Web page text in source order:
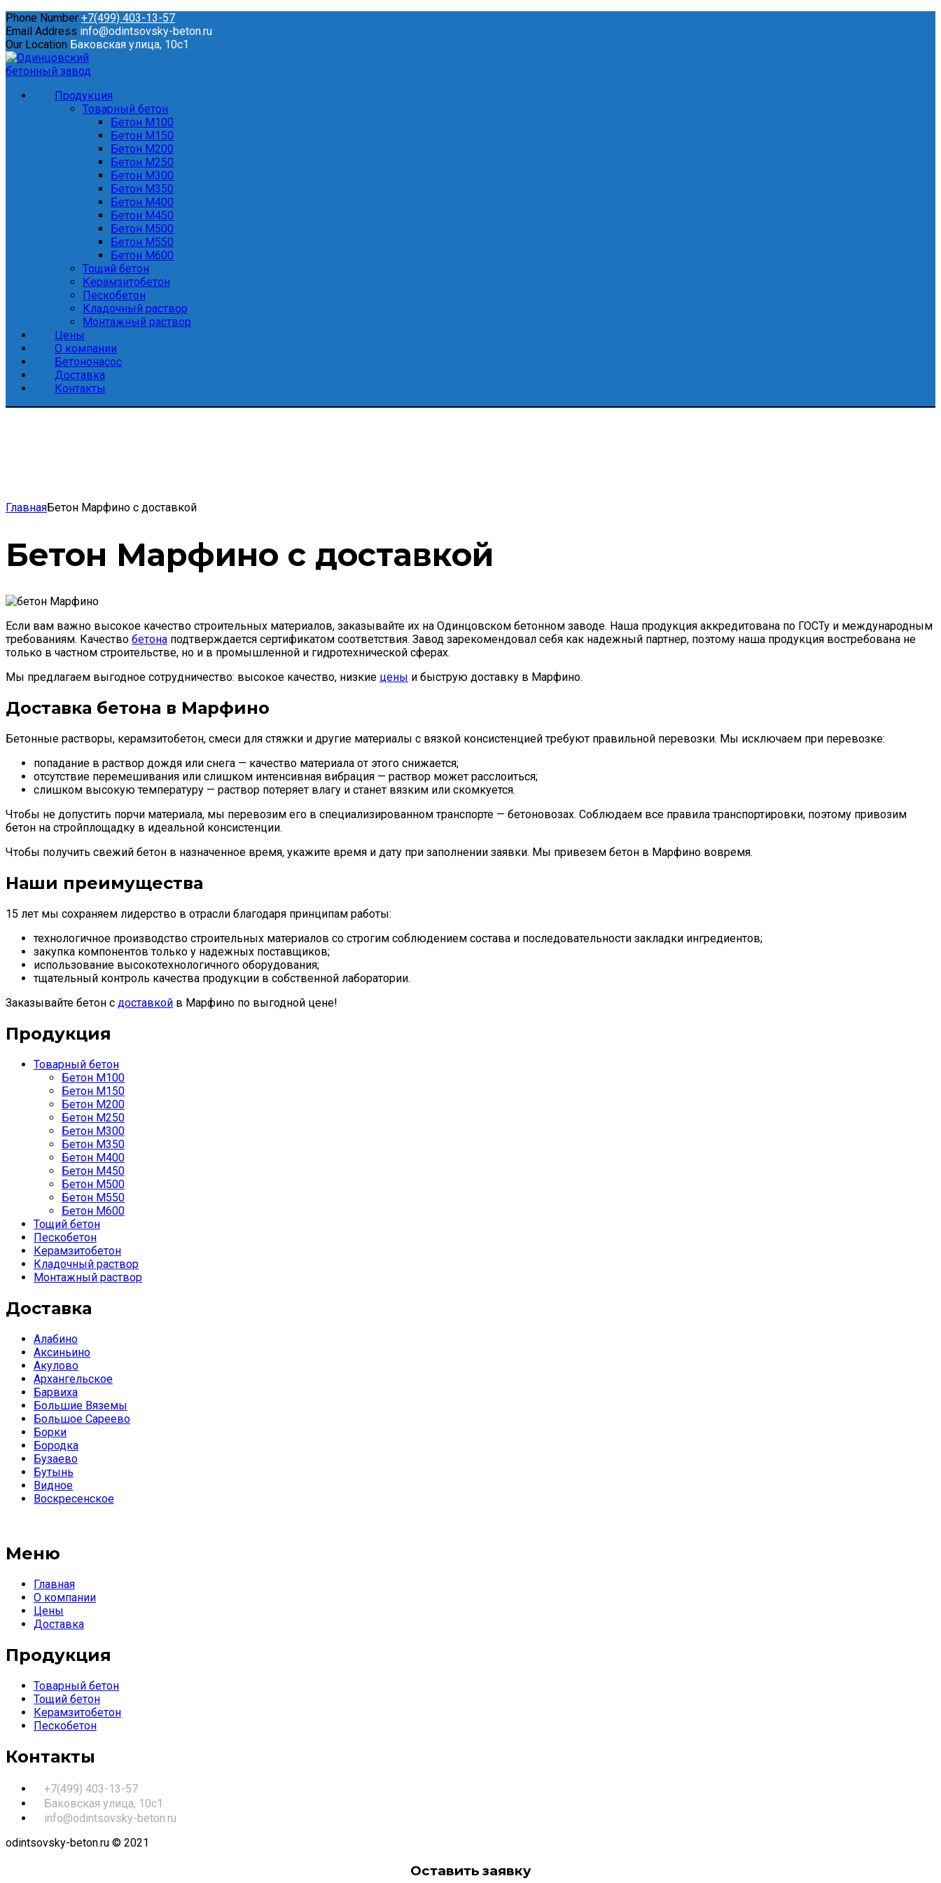
Phone Number +7(499) 403-13-57
Email Address info@odintsovsky-beton.ru
Our Location Баковская улица, 10с1
Продукция
Товарный бетон
Бетон М100
Бетон М150
Бетон М200
Бетон М250
Бетон М300
Бетон М350
Бетон М400
Бетон М450
Бетон М500
Бетон М550
Бетон М600
Тощий бетон
Керамзитобетон
Пескобетон
Кладочный раствор
Монтажный раствор
Цены
О компании
Бетононасос
Доставка
Контакты
ГлавнаяБетон Марфино с доставкой
Бетон Марфино с доставкой
Если вам важно высокое качество строительных материалов, заказывайте их на Одинцовском бетонном заводе. Наша продукция аккредитована по ГОСТу и международным
требованиям. Качество бетона подтверждается сертификатом соответствия. Завод зарекомендовал себя как надежный партнер, поэтому наша продукция востребована не
только в частном строительстве, но и в промышленной и гидротехнической сферах.
Мы предлагаем выгодное сотрудничество: высокое качество, низкие цены и быструю доставку в Марфино.
Доставка бетона в Марфино
Бетонные растворы, керамзитобетон, смеси для стяжки и другие материалы с вязкой консистенцией требуют правильной перевозки. Мы исключаем при перевозке:
попадание в раствор дождя или снега — качество материала от этого снижается;
отсутствие перемешивания или слишком интенсивная вибрация — раствор может расслоиться;
слишком высокую температуру — раствор потеряет влагу и станет вязким или скомкуется.
Чтобы не допустить порчи материала, мы перевозим его в специализированном транспорте — бетоновозах. Соблюдаем все правила транспортировки, поэтому привозим
бетон на стройплощадку в идеальной консистенции.
Чтобы получить свежий бетон в назначенное время, укажите время и дату при заполнении заявки. Мы привезем бетон в Марфино вовремя.
Наши преимущества
15 лет мы сохраняем лидерство в отрасли благодаря принципам работы:
технологичное производство строительных материалов со строгим соблюдением состава и последовательности закладки ингредиентов;
закупка компонентов только у надежных поставщиков;
использование высокотехнологичного оборудования;
тщательный контроль качества продукции в собственной лаборатории.
Заказывайте бетон с доставкой в Марфино по выгодной цене!
Продукция
Товарный бетон
Бетон М100
Бетон М150
Бетон М200
Бетон М250
Бетон М300
Бетон М350
Бетон М400
Бетон М450
Бетон М500
Бетон М550
Бетон М600
Тощий бетон
Пескобетон
Керамзитобетон
Кладочный раствор
Монтажный раствор
Доставка
Алабино
Аксиньино
Акулово
Архангельское
Барвиха
Большие Вяземы
Большое Сареево
Борки
Бородка
Бузаево
Бутынь
Видное
Воскресенское
Меню
Главная
О компании
Цены
Доставка
Продукция
Товарный бетон
Тощий бетон
Керамзитобетон
Пескобетон
Контакты
+7(499) 403-13-57
Баковская улица, 10с1
info@odintsovsky-beton.ru
odintsovsky-beton.ru © 2021
Оставить заявку